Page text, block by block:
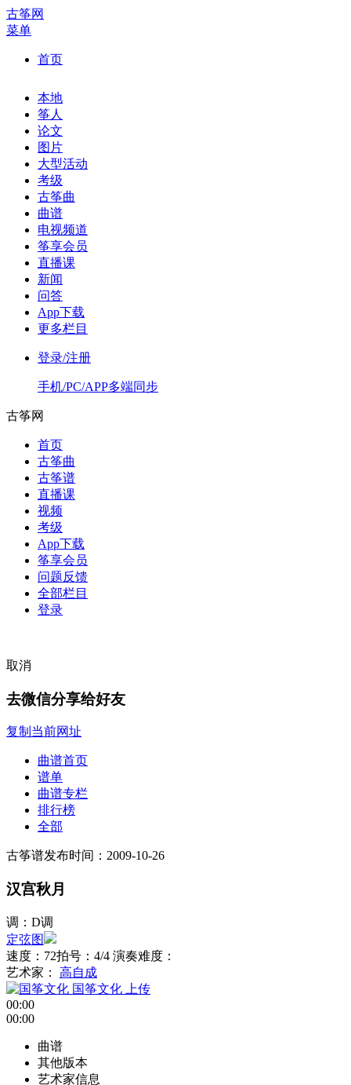
古筝网
菜单
首页
本地
筝人
论文
图片
大型活动
考级
古筝曲
曲谱
电视频道
筝享会员
直播课
新闻
问答
App下载
更多栏目
登录/注册
手机/PC/APP多端同步
古筝网
首页
古筝曲
古筝谱
直播课
视频
考级
App下载
筝享会员
问题反馈
全部栏目
登录
取消
去微信分享给好友
复制当前网址
曲谱首页
谱单
曲谱专栏
排行榜
全部
古筝谱发布时间：2009-10-26
汉宫秋月
调：D调
定弦图
速度：72拍号：4/4 演奏难度：
艺术家： 高自成
国筝文化
上传
00:00
00:00
曲谱
其他版本
艺术家信息